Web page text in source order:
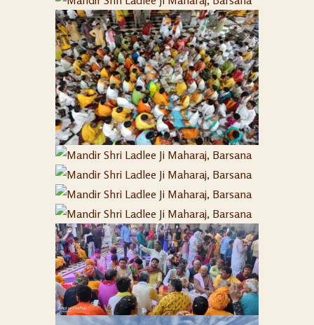
MANDIR SHRI
LADLEE JI
MAHARAJ,
BARSANA
MANDIR SHRI
LADLEE JI
MAHARAJ,
BARSANA
MANDIR SHRI
LADLEE JI
MAHARAJ,
BARSANA
MANDIR SHRI
LADLEE JI
MAHARAJ,
BARSANA
MANDIR SHRI
MAHARAJ,
BARSANA
BARSANA HOLI